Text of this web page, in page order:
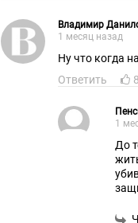
Владимир
1 месяц назад
Ну что когда
Ответить
8
1
До
собственных